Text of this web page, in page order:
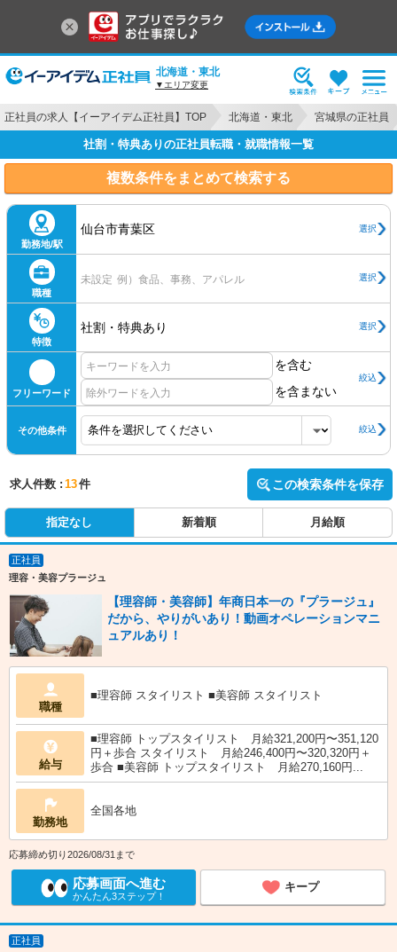
北海道・東北
▼エリア変更
正社員の求人【イーアイデム正社員】TOP 北海道・東北 宮城県の正社員
社割・特典ありの正社員転職・就職情報一覧
複数条件をまとめて検索する
勤務地/駅
仙台市青葉区 選択
職種
未設定 例）食品、事務、アパレル 選択
特徴
社割・特典あり 選択
フリーワード
を含む
を含まない
絞込
その他条件 絞込
求人件数 : 13件 この検索条件を保存
指定なし 新着順 月給順
正社員
理容・美容プラージュ
【理容師・美容師】年商日本一の『プラージュ』
だから、やりがいあり！動画オペレーションマニ
ュアルあり！
職種
■理容師 スタイリスト ■美容師 スタイリスト
給与
■理容師 トップスタイリスト 月給321,200円〜351,120
円＋歩合 スタイリスト 月給246,400円〜320,320円＋
歩合 ■美容師 トップスタイリスト 月給270,160円...
勤務地
全国各地
応募締め切り2026/08/31まで
応募画面へ進む
かんたん3ステップ！
キープ
正社員